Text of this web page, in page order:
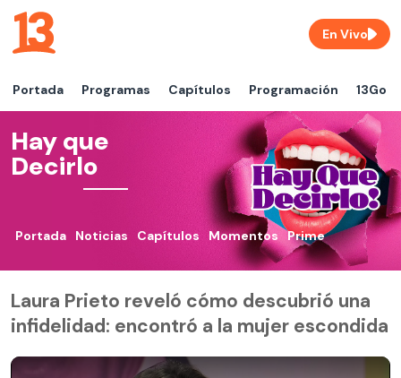
Portada Programas Capítulos Programación 13Go
En Vivo
Hay que
Decirlo
Portada Noticias Capítulos Momentos Prime
Laura Prieto reveló cómo descubrió una
infidelidad: encontró a la mujer escondida